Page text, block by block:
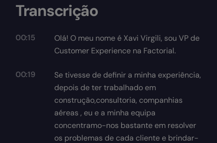
Transcrição
00:15
Olá! O meu nome é Xavi Virgili, sou VP de
Customer Experience na Factorial.
00:19
Se tivesse de definir a minha experiência,
depois de ter trabalhado em
construção,consultoria, companhias
aéreas , eu e a minha equipa
concentramo-nos bastante em resolver
os problemas de cada cliente e brindar-